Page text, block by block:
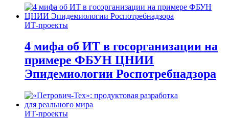
ИТ-проекты
4 мифа об ИТ в госорганизации на
примере ФБУН ЦНИИ
Эпидемиологии Роспотребнадзора
ИТ-проекты